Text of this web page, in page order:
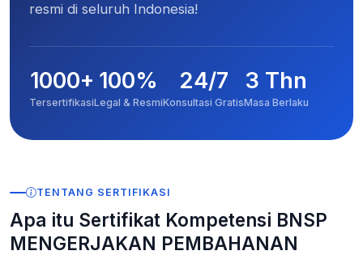
resmi di seluruh Indonesia!
1000+
Tersertifikasi
100%
Legal & Resmi
24/7
Konsultasi Gratis
3 Thn
Masa Berlaku
TENTANG SERTIFIKASI
Apa itu Sertifikat Kompetensi BNSP
MENGERJAKAN PEMBAHANAN